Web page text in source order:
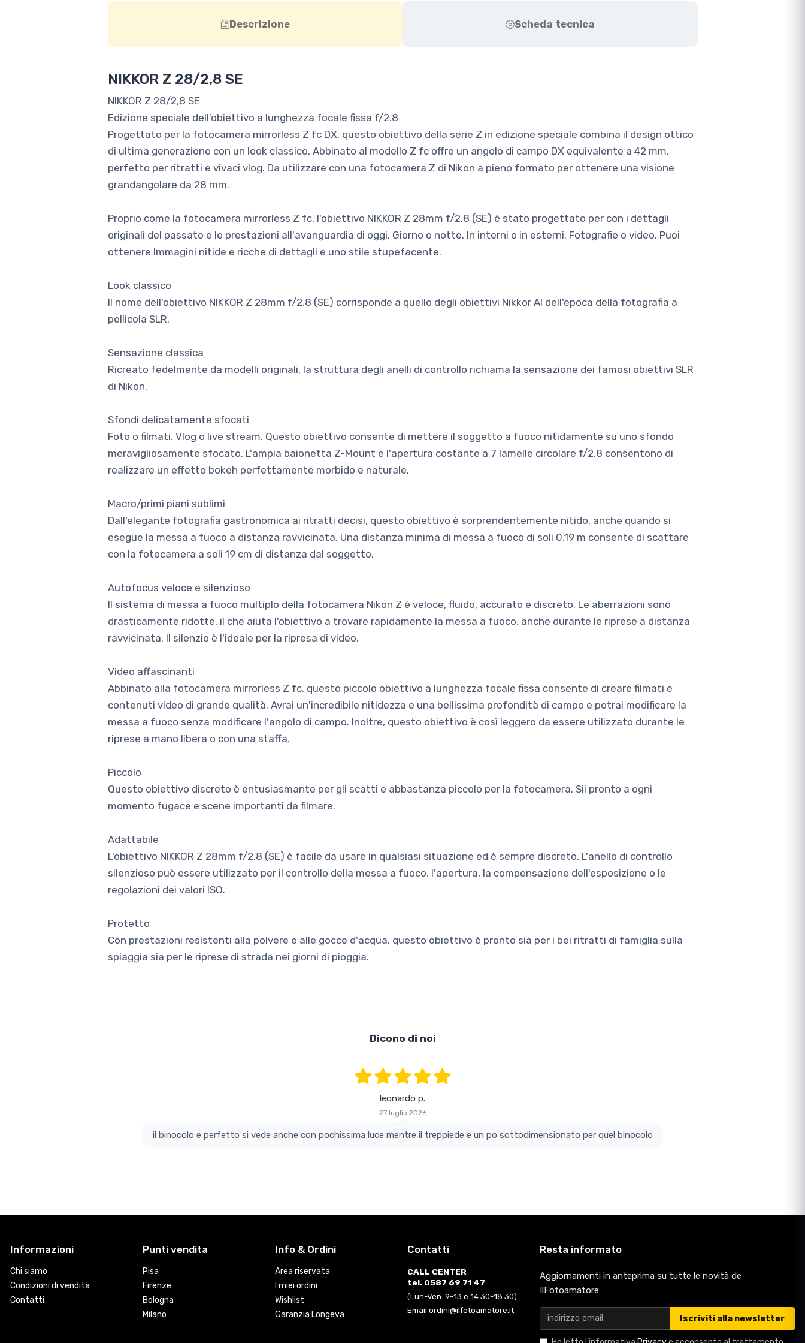
Descrizione Scheda tecnica
NIKKOR Z 28/2,8 SE
NIKKOR Z 28/2,8 SE
Edizione speciale dell'obiettivo a lunghezza focale fissa f/2.8
Progettato per la fotocamera mirrorless Z fc DX, questo obiettivo della serie Z in edizione speciale combina il design ottico
di ultima generazione con un look classico. Abbinato al modello Z fc offre un angolo di campo DX equivalente a 42 mm,
perfetto per ritratti e vivaci vlog. Da utilizzare con una fotocamera Z di Nikon a pieno formato per ottenere una visione
grandangolare da 28 mm.
Proprio come la fotocamera mirrorless Z fc, l'obiettivo NIKKOR Z 28mm f/2.8 (SE) è stato progettato per con i dettagli
originali del passato e le prestazioni all'avanguardia di oggi. Giorno o notte. In interni o in esterni. Fotografie o video. Puoi
ottenere Immagini nitide e ricche di dettagli e uno stile stupefacente.
Look classico
Il nome dell'obiettivo NIKKOR Z 28mm f/2.8 (SE) corrisponde a quello degli obiettivi Nikkor AI dell'epoca della fotografia a
pellicola SLR.
Sensazione classica
Ricreato fedelmente da modelli originali, la struttura degli anelli di controllo richiama la sensazione dei famosi obiettivi SLR
di Nikon.
Sfondi delicatamente sfocati
Foto o filmati. Vlog o live stream. Questo obiettivo consente di mettere il soggetto a fuoco nitidamente su uno sfondo
meravigliosamente sfocato. L'ampia baionetta Z-Mount e l'apertura costante a 7 lamelle circolare f/2.8 consentono di
realizzare un effetto bokeh perfettamente morbido e naturale.
Macro/primi piani sublimi
Dall'elegante fotografia gastronomica ai ritratti decisi, questo obiettivo è sorprendentemente nitido, anche quando si
esegue la messa a fuoco a distanza ravvicinata. Una distanza minima di messa a fuoco di soli 0,19 m consente di scattare
con la fotocamera a soli 19 cm di distanza dal soggetto.
Autofocus veloce e silenzioso
Il sistema di messa a fuoco multiplo della fotocamera Nikon Z è veloce, fluido, accurato e discreto. Le aberrazioni sono
drasticamente ridotte, il che aiuta l'obiettivo a trovare rapidamente la messa a fuoco, anche durante le riprese a distanza
ravvicinata. Il silenzio è l'ideale per la ripresa di video.
Video affascinanti
Abbinato alla fotocamera mirrorless Z fc, questo piccolo obiettivo a lunghezza focale fissa consente di creare filmati e
contenuti video di grande qualità. Avrai un'incredibile nitidezza e una bellissima profondità di campo e potrai modificare la
messa a fuoco senza modificare l'angolo di campo. Inoltre, questo obiettivo è così leggero da essere utilizzato durante le
riprese a mano libera o con una staffa.
Piccolo
Questo obiettivo discreto è entusiasmante per gli scatti e abbastanza piccolo per la fotocamera. Sii pronto a ogni
momento fugace e scene importanti da filmare.
Adattabile
L'obiettivo NIKKOR Z 28mm f/2.8 (SE) è facile da usare in qualsiasi situazione ed è sempre discreto. L'anello di controllo
silenzioso può essere utilizzato per il controllo della messa a fuoco, l'apertura, la compensazione dell'esposizione o le
regolazioni dei valori ISO.
Protetto
Con prestazioni resistenti alla polvere e alle gocce d'acqua, questo obiettivo è pronto sia per i bei ritratti di famiglia sulla
spiaggia sia per le riprese di strada nei giorni di pioggia.
Dicono di noi
leonardo p.
27 luglio 2026
il binocolo e perfetto si vede anche con pochissima luce mentre il treppiede e un po sottodimensionato per quel binocolo
Informazioni
Chi siamo
Condizioni di vendita
Contatti
Punti vendita
Pisa
Firenze
Bologna
Milano
Info & Ordini
Area riservata
I miei ordini
Wishlist
Garanzia Longeva
Contatti
CALL CENTER
tel. 0587 69 71 47
(Lun-Ven: 9-13 e 14.30-18.30)
Email ordini@ilfotoamatore.it
Resta informato
Aggiornamenti in anteprima su tutte le novità de
IlFotoamatore
Iscriviti alla newsletter